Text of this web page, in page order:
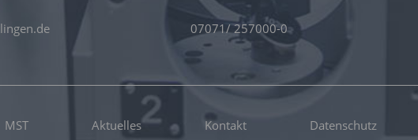
07071/ 257000-0
MST Aktuelles Kontakt Datenschutz